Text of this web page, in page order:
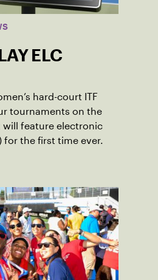
ELC
hard-court ITF
tournaments on the
will feature electronic
for the first time ever.